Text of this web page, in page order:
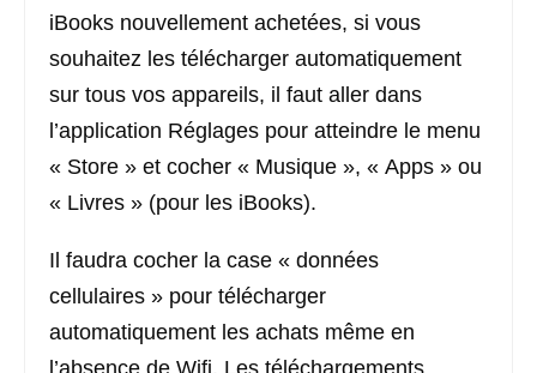
iBooks nouvellement achetées, si vous
souhaitez les télécharger automatiquement
sur tous vos appareils, il faut aller dans
l’application Réglages pour atteindre le menu
« Store » et cocher « Musique », « Apps » ou
« Livres » (pour les iBooks).
Il faudra cocher la case « données
cellulaires » pour télécharger
automatiquement les achats même en
l’absence de Wifi. Les téléchargements